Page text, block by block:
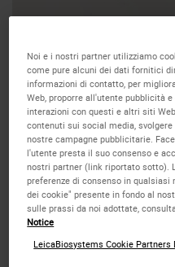
Low-Profile
819
Cut the thin sections
Noi e i nostri partner utilizziamo
come pure alcuni dei dati fornitici
informazioni di contatto, per
Web, proporre all'utente pubblicità
interazioni con questi e altri siti
contenuti sui social media,
nostre campagne pubblicitarie.
l'utente presta il suo consenso e
nostri partner (link riportato sotto).
preferenze di consenso in
dei cookie" presente in fondo al
sulle prassi da noi adottate,
Notice
LeicaBiosystems Cookie Partners